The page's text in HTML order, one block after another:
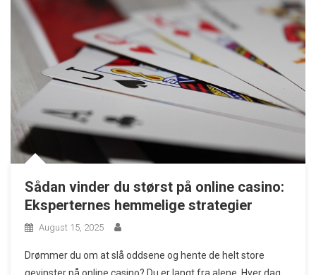
Rejseguide: Planlæg din tid korrekt med chiles klokkeslæt
Camping nordjylland med børn og hverdagens komfort
Sådan vinder du størst på online casino:
Eksperternes hemmelige strategier
August 15, 2025
Drømmer du om at slå oddsene og hente de helt store